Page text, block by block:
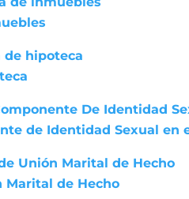
hipoteca
De Identidad
de Identidad Sexual en
Unión Marital de Hecho
Marital de Hecho